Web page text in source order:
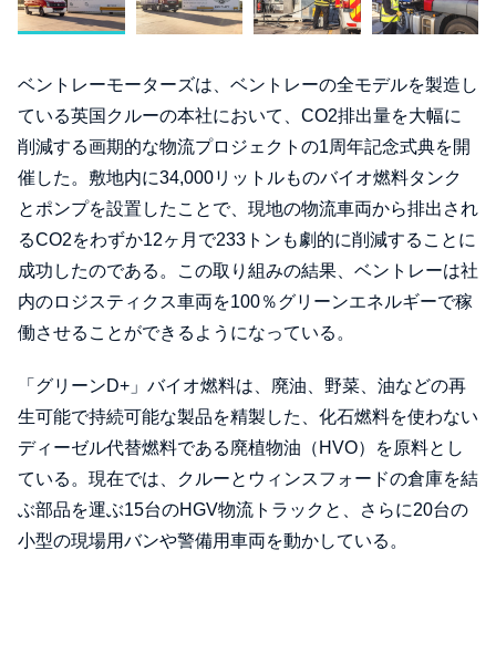
ベントレーモーターズは、ベントレーの全モデルを製造し
ている英国クルーの本社において、CO2排出量を大幅に
削減する画期的な物流プロジェクトの1周年記念式典を開
催した。敷地内に34,000リットルものバイオ燃料タンク
とポンプを設置したことで、現地の物流車両から排出され
るCO2をわずか12ヶ月で233トンも劇的に削減することに
成功したのである。この取り組みの結果、ベントレーは社
内のロジスティクス車両を100％グリーンエネルギーで稼
働させることができるようになっている。
「グリーンD+」バイオ燃料は、廃油、野菜、油などの再
生可能で持続可能な製品を精製した、化石燃料を使わない
ディーゼル代替燃料である廃植物油（HVO）を原料とし
ている。現在では、クルーとウィンスフォードの倉庫を結
ぶ部品を運ぶ15台のHGV物流トラックと、さらに20台の
小型の現場用バンや警備用車両を動かしている。